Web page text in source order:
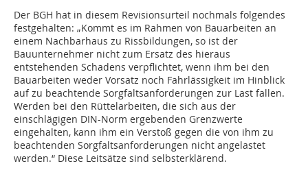
Der BGH hat in diesem Revisionsurteil nochmals folgendes
festgehalten: „Kommt es im Rahmen von Bauarbeiten an
einem Nachbarhaus zu Rissbildungen, so ist der
Bauunternehmer nicht zum Ersatz des hieraus
entstehenden Schadens verpflichtet, wenn ihm bei den
Bauarbeiten weder Vorsatz noch Fahrlässigkeit im Hinblick
auf zu beachtende Sorgfaltsanforderungen zur Last fallen.
Werden bei den Rüttelarbeiten, die sich aus der
einschlägigen DIN-Norm ergebenden Grenzwerte
eingehalten, kann ihm ein Verstoß gegen die von ihm zu
beachtenden Sorgfaltsanforderungen nicht angelastet
werden.“ Diese Leitsätze sind selbsterklärend.